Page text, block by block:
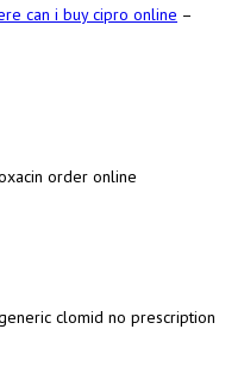
can i buy cipro online –
order online
clomid no prescription